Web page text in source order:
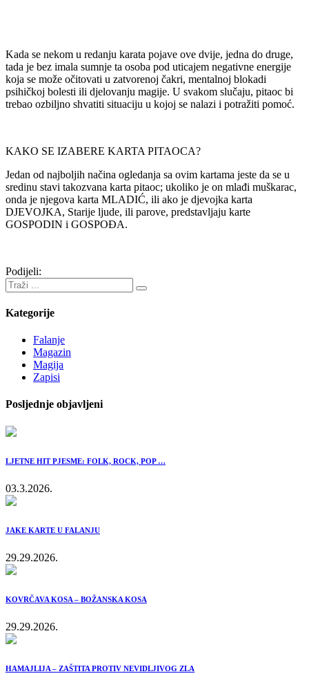
Kada se nekom u redanju karata pojave ove dvije, jedna do druge,
tada je bez imala sumnje ta osoba pod uticajem negativne energije
koja se može očitovati u zatvorenoj čakri, mentalnoj blokadi
psihičkoj bolesti ili djelovanju magije. U svakom slučaju, pitaoc bi
trebao ozbiljno shvatiti situaciju u kojoj se nalazi i potražiti pomoć.
KAKO SE IZABERE KARTA PITAOCA?
Jedan od najboljih načina ogledanja sa ovim kartama jeste da se u
sredinu stavi takozvana karta pitaoc; ukoliko je on mlađi muškarac,
onda je njegova karta MLADIĆ, ili ako je djevojka karta
DJEVOJKA, Starije ljude, ili parove, predstavljaju karte
GOSPODIN i GOSPOĐA.
Podijeli:
Kategorije
Falanje
Magazin
Magija
Zapisi
Posljednje objavljeni
LJETNE HIT PJESME: FOLK, ROCK, POP …
03.3.2026.
JAKE KARTE U FALANJU
29.29.2026.
KOVRČAVA KOSA – BOŽANSKA KOSA
29.29.2026.
HAMAJLIJA – ZAŠTITA PROTIV NEVIDLJIVOG ZLA